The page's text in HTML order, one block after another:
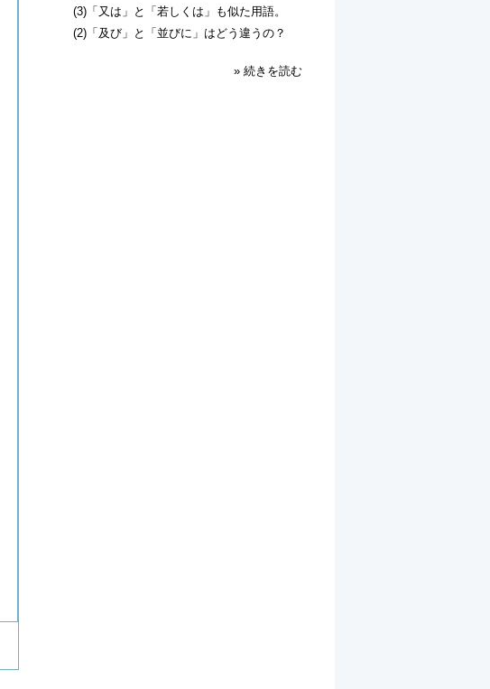
(3)「又は」と「若しくは」も似た用語。
(2)「及び」と「並びに」はどう違うの？
» 続きを読む